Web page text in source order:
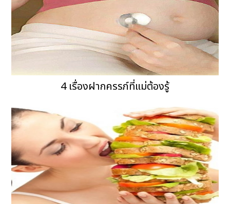
4 เรื่องฝากครรภ์ที่แม่ต้องรู้